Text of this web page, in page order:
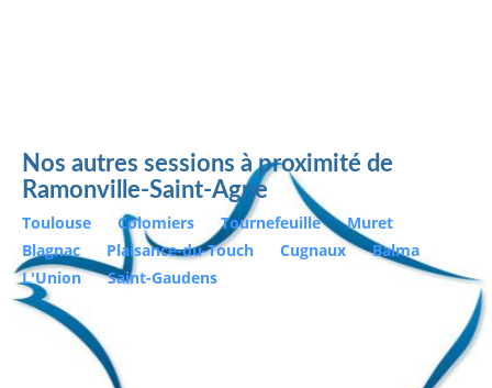
Nos autres sessions à proximité de
Ramonville-Saint-Agne
Toulouse Colomiers Tournefeuille
Muret
Blagnac
Plaisance-du-Touch Cugnaux
Balma
L'Union
Saint-Gaudens